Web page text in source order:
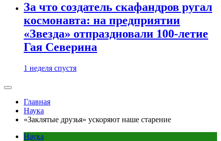
За что создатель скафандров ругал
космонавта: на предприятии
«Звезда» отпраздновали 100-летие
Гая Северина
1 неделя спустя
Главная
Наука
«Заклятые друзья» ускоряют наше старение
Наука